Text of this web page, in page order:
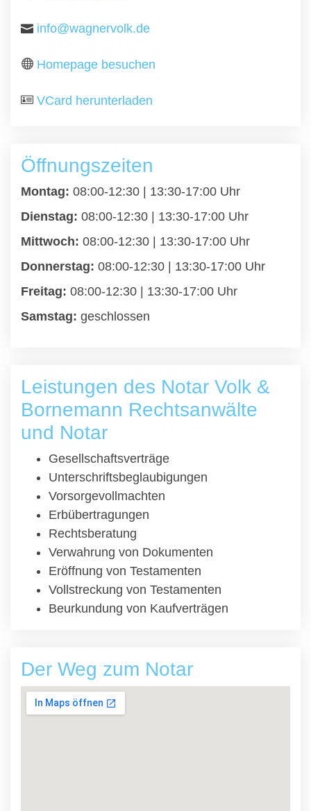
info@wagnervolk.de
Homepage besuchen
VCard herunterladen
Öffnungszeiten
Montag: 08:00-12:30 | 13:30-17:00 Uhr
Dienstag: 08:00-12:30 | 13:30-17:00 Uhr
Mittwoch: 08:00-12:30 | 13:30-17:00 Uhr
Donnerstag: 08:00-12:30 | 13:30-17:00 Uhr
Freitag: 08:00-12:30 | 13:30-17:00 Uhr
Samstag: geschlossen
Leistungen des Notar Volk &
Bornemann Rechtsanwälte
und Notar
Gesellschaftsverträge
Unterschriftsbeglaubigungen
Vorsorgevollmachten
Erbübertragungen
Rechtsberatung
Verwahrung von Dokumenten
Eröffnung von Testamenten
Vollstreckung von Testamenten
Beurkundung von Kaufverträgen
Der Weg zum Notar